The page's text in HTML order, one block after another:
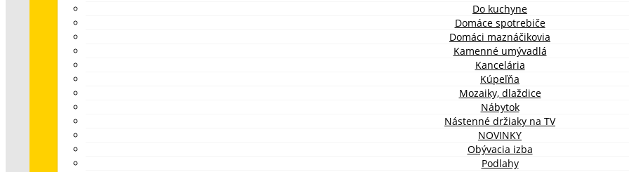
Do kuchyne
Domáce spotrebiče
Domáci maznáčikovia
Kamenné umývadlá
Kancelária
Kúpeľňa
Mozaiky, dlaždice
Nábytok
Nástenné držiaky na TV
NOVINKY
Obývacia izba
Podlahy